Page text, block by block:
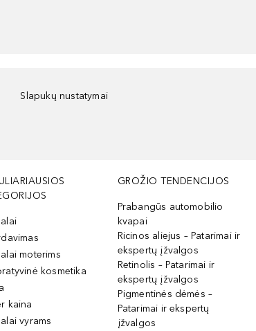
Slapukų nustatymai
moterims
kosmetika
kaina
vyrams
GROŽIO TENDENCIJOS
Prabangūs automobilio
kvapai
Ricinos aliejus – Patarimai ir
ekspertų įžvalgos
Retinolis – Patarimai ir
ekspertų įžvalgos
Pigmentinės dėmės –
Patarimai ir ekspertų
įžvalgos